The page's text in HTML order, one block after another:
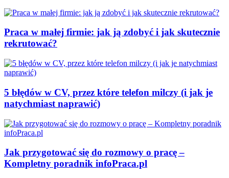
Praca w małej firmie: jak ją zdobyć i jak skutecznie
rekrutować?
5 błędów w CV, przez które telefon milczy (i jak je
natychmiast naprawić)
Jak przygotować się do rozmowy o pracę –
Kompletny poradnik infoPraca.pl